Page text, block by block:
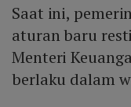
Saat ini,
aturan baru
Menteri
berlaku dalam